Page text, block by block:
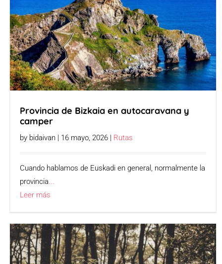
Provincia de Bizkaia en autocaravana y
camper
by bidaivan | 16 mayo, 2026 | Rutas
Cuando hablamos de Euskadi en general, normalmente la
provincia...
Leer más